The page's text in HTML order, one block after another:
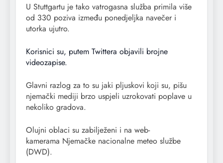
U Stuttgartu je tako vatrogasna služba primila više
od 330 poziva između ponedjeljka navečer i
utorka ujutro.
Korisnici su, putem Twittera objavili brojne
videozapise.
Glavni razlog za to su jaki pljuskovi koji su, pišu
njemački mediji brzo uspjeli uzrokovati poplave u
nekoliko gradova.
Olujni oblaci su zabilježeni i na web-
kamerama Njemačke nacionalne meteo službe
(DWD).